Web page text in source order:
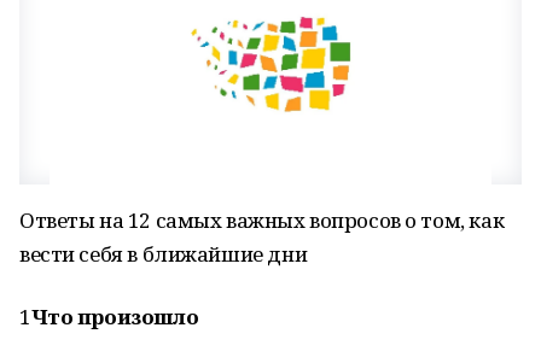
Ответы на 12 самых важных вопросов о том, как
вести себя в ближайшие дни
1Что произошло